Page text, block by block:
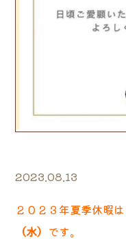
2023.08.13
２０２３年夏季休暇は
（水） です。